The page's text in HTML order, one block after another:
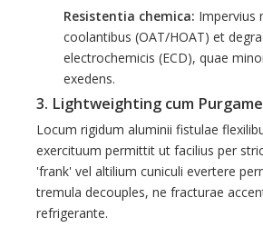
Resistentia chemica: Impervius
coolantibus (OAT/HOAT) et
electrochemicis (ECD), quae
exedens.
3. Lightweighting cum
Locum rigidum aluminii fistulae
exercituum permittit ut facilius per
'frank' vel altilium cuniculi evertere
tremula decouples, ne fracturae
refrigerante.